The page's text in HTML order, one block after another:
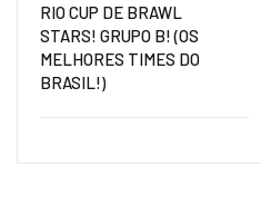
RIO CUP DE BRAWL
STARS! GRUPO B! (OS
MELHORES TIMES DO
BRASIL!)